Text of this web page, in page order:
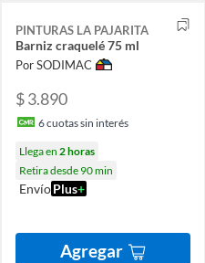
PINTURAS LA PAJARITA
Barniz craquelé 75 ml
Por SODIMAC
$ 3.890
6cuotas sin interés
Llega en 2 horas
Retira desde 90 min
EnvíoPlus+
Agregar